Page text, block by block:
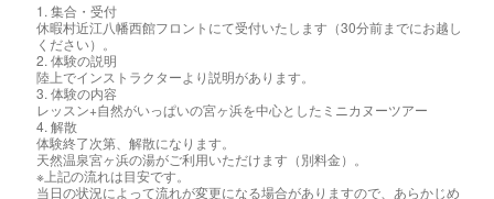
1. 集合・受付
休暇村近江八幡西館フロントにて受付いたします（30分前までにお越し
ください）。
2. 体験の説明
陸上でインストラクターより説明があります。
3. 体験の内容
レッスン+自然がいっぱいの宮ヶ浜を中心としたミニカヌーツアー
4. 解散
体験終了次第、解散になります。
天然温泉宮ヶ浜の湯がご利用いただけます（別料金）。
※上記の流れは目安です。
当日の状況によって流れが変更になる場合がありますので、あらかじめ